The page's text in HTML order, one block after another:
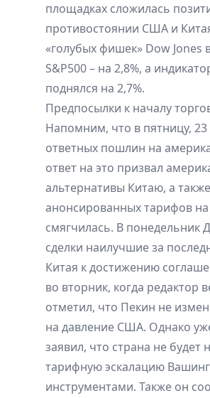
площадках сложилась
противостоянии США и
«голубых фишек» Dow Jones
S&P500 – на 2,8%, а
поднялся на 2,7%.
Предпосылки к началу
Напомним, что в пятницу,
ответных пошлин на
ответ на это призвал
альтернативы Китаю, а
анонсированных тарифов
смягчилась. В понедельник
сделки наилучшие за
Китая к достижению
во вторник, когда редактор
отметил, что Пекин не
на давление США. Однако
заявил, что страна не
тарифную эскалацию
инструментами. Также он